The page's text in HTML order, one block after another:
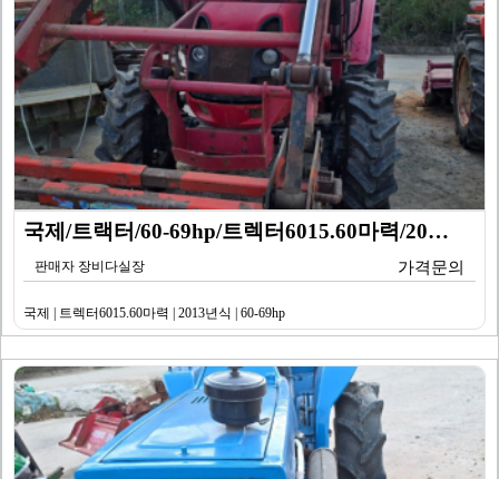
국제/트랙터/60-69hp/트렉터6015.60마력/20…
판매자 장비다실장 가격문의
국제 | 트렉터6015.60마력 | 2013년식 | 60-69hp